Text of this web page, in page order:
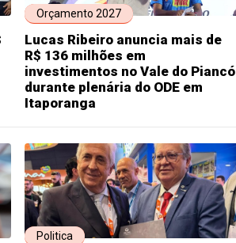
Orçamento 2027
Lucas Ribeiro anuncia mais de
R$ 136 milhões em
investimentos no Vale do Piancó
durante plenária do ODE em
Itaporanga
Politica